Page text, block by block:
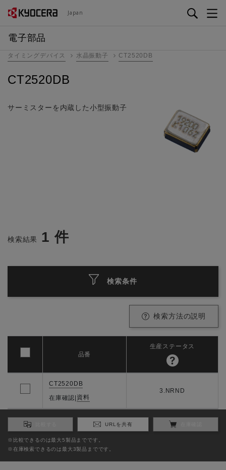
Japan
電子部品
タイミングデバイス 水晶振動子 CT2520DB
CT2520DB
サーミスターを内蔵した小型振動子
検索結果 1 件
検索条件
検索方法の説明
CT2520DB
在庫確認| 資料
3.NRND
品番
生産ステータス
URLを共有
※比較できるのは最大5製品までです。
※在庫検索できるのは最大3製品までです。